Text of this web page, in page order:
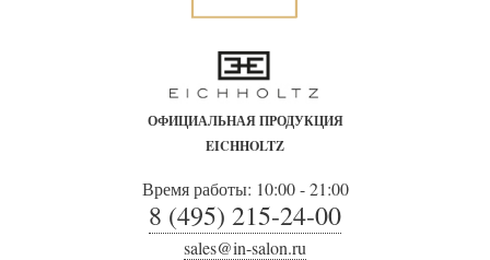
ОФИЦИАЛЬНАЯ ПРОДУКЦИЯ
EICHHOLTZ
Время работы: 10:00 - 21:00
8 (495) 215-24-00
sales@in-salon.ru